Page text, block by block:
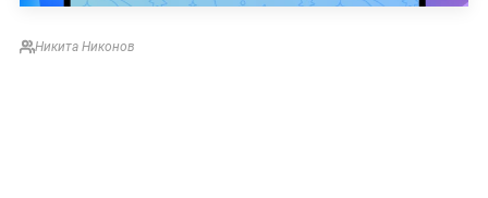
Никита Никонов